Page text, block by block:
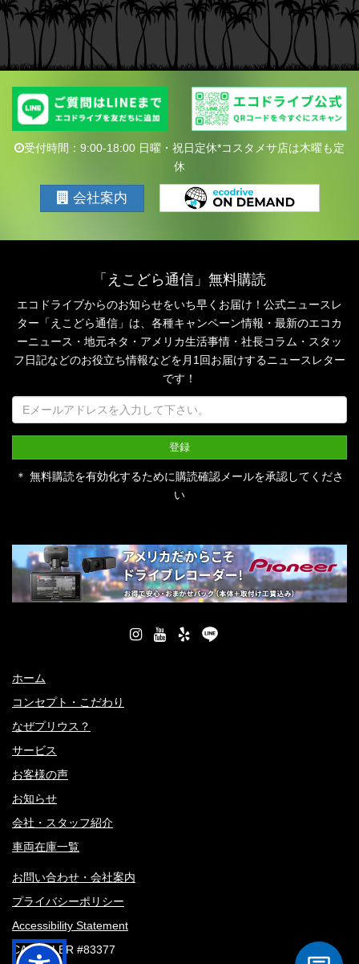
受付時間：9:00-18:00 日曜・祝日定休*コスタメサ店は木曜も定
休
会社案内
「えこどら通信」無料購読
エコドライブからのお知らせをいち早くお届け！公式ニュースレ
ター「えこどら通信」は、 各種キャンペーン情報・最新のエコカ
ーニュース・地元ネタ・アメリカ生活事情・社長コラム・ スタッ
フ日記などのお役立ち情報などを月1回お届けするニュースレター
です！
＊ 無料購読を有効化するために購読確認メールを承認してくださ
い
ホーム
コンセプト・こだわり
なぜプリウス？
サービス
お客様の声
お知らせ
会社・スタッフ紹介
車両在庫一覧
お問い合わせ・会社案内
プライバシーポリシー
Accessibility Statement
CA DEALER #83377